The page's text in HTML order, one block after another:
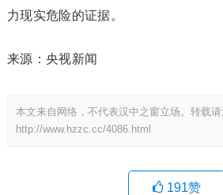
力现实危险的证据。
来源：央视新闻
本文来自网络，不代表汉中之窗立场。转载请
http://www.hzzc.cc/4086.html
191赞